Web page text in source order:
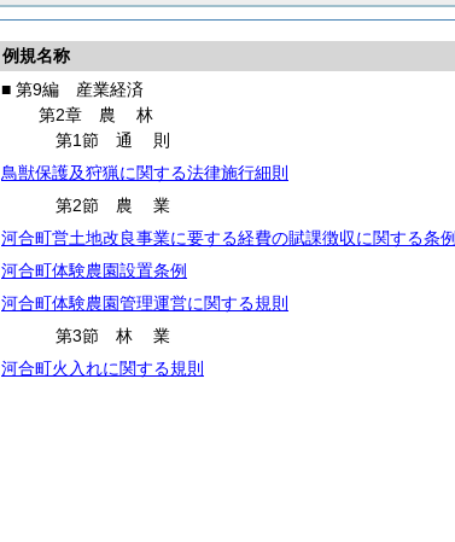
例規名称
■ 第9編 産業経済
第2章 農林
第1節 通 則
鳥獣保護及狩猟に関する法律施行細則
第2節 農業
河合町営土地改良事業に要する経費の賦課徴収に関する条例
河合町体験農園設置条例
河合町体験農園管理運営に関する規則
第3節 林業
河合町火入れに関する規則